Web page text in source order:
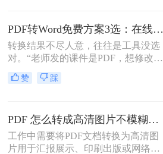
换为word格式呢？本文将介绍三种简
单实用的方法，帮助您轻松将PDF文
件转换为Word格式。
PDF转Word免费方案3选：在线免费额度、客户端试用和Word自带的区别！
转换结果不尽人意，往往是工具没选
对。“老师发的课件是PDF，想修改内
容怎么办？”“客户发来的合同是
PDF，需要调整条款怎么处理？”从事
的“灵魂拷问”。
赞 踩
PDF 怎么转成高清图片不模糊？5种高清转换方法（2026实测指南）
工作中需要将PDF文档转换为高清图
片用于汇报展示、印刷出版或网络分